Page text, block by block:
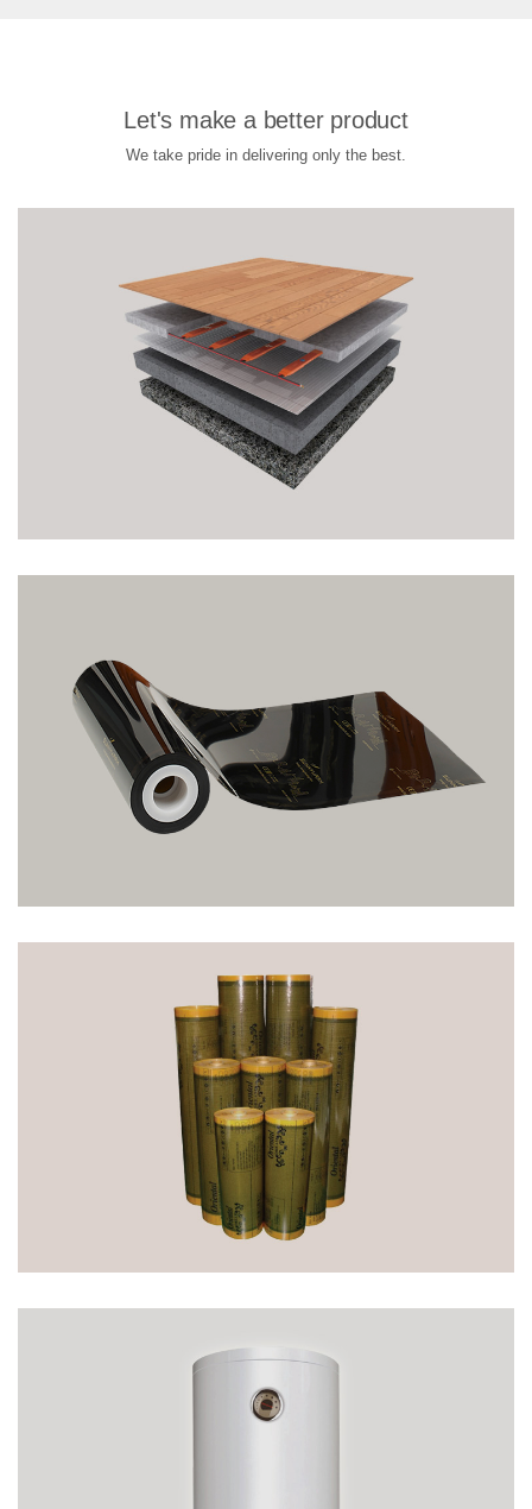
Let's make a better product
We take pride in delivering only the best.